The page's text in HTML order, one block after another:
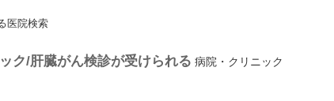
医院検索
ク/肝臓がん検診が受けられる 病院・クリニック